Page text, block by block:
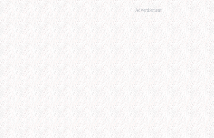
Advertisement